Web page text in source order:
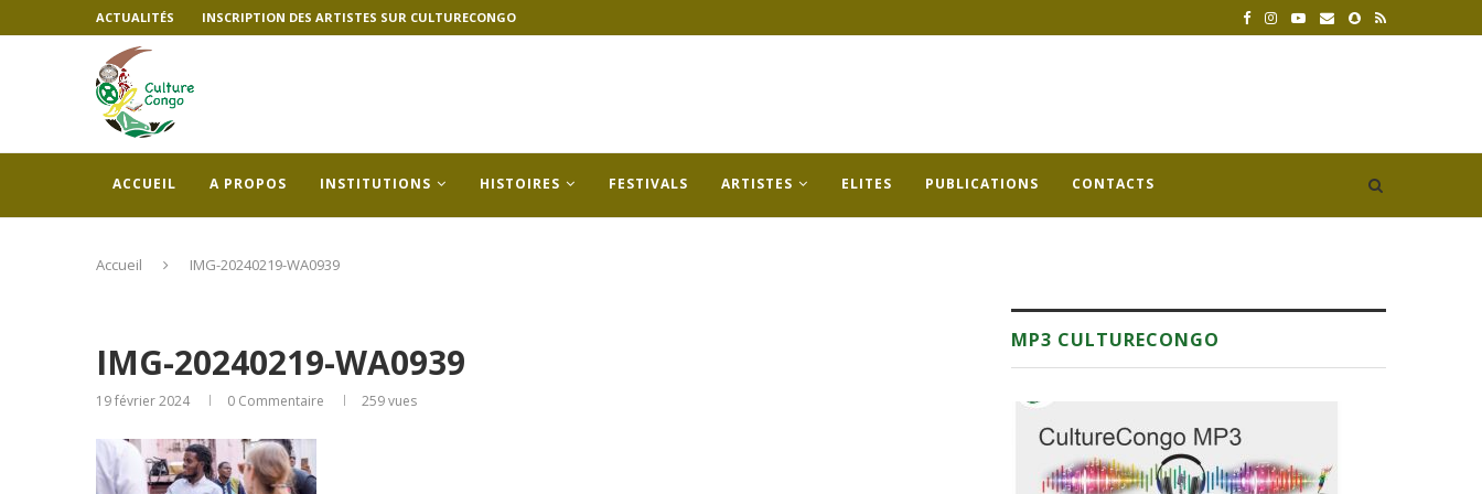
ACTUALITÉS INSCRIPTION DES ARTISTES SUR CULTURECONGO
ACCUEIL A PROPOS INSTITUTIONS HISTOIRES FESTIVALS ARTISTES ELITES PUBLICATIONS CONTACTS
Accueil IMG-20240219-WA0939
IMG-20240219-WA0939
19 février 2024 0 Commentaire 259vues
MP3 CULTURECONGO